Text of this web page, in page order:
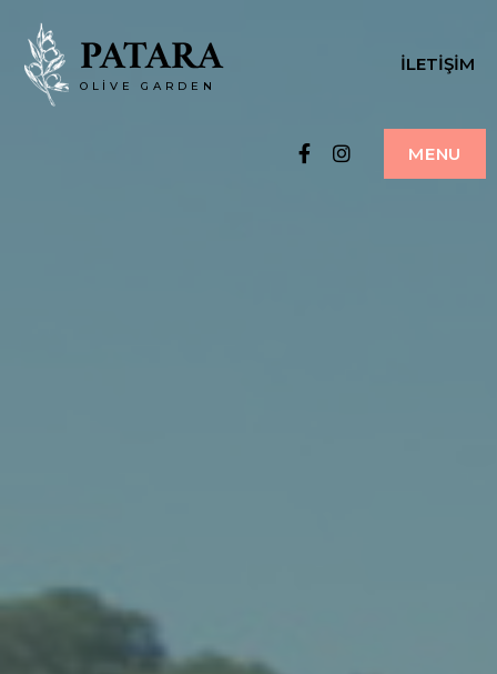
PATARA
OLIVE GARDEN
İLETIŞIM
FacebookInstagram
MENU